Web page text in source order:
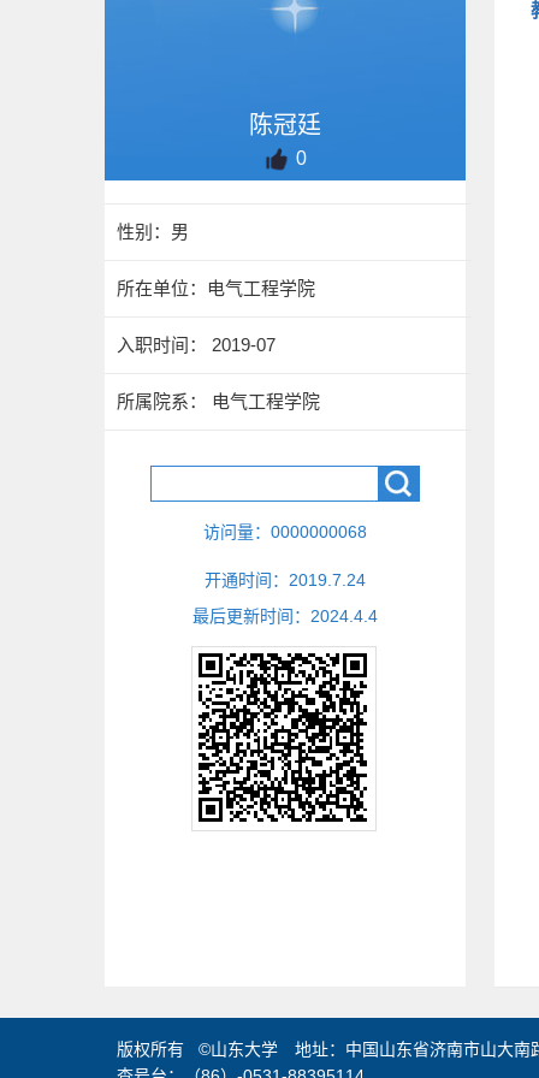
陈冠廷
0
性别：男
所在单位：电气工程学院
入职时间： 2019-07
所属院系： 电气工程学院
访问量： 0000000068
开通时间： 2019 7 24
最后更新时间： 2024 4 4
版权所有 ©山东大学 地址：中国山东省济南市山大